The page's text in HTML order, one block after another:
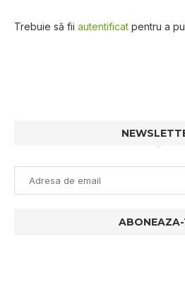
Trebuie să fii autentificat pentru a